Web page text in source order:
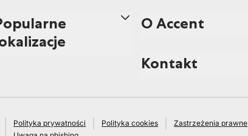
O Accent
Kontakt
Polityka prywatności Polityka cookies
Zastrzeżenia prawne